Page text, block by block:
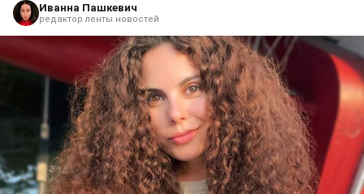
Иванна Пашкевич
редактор ленты новостей